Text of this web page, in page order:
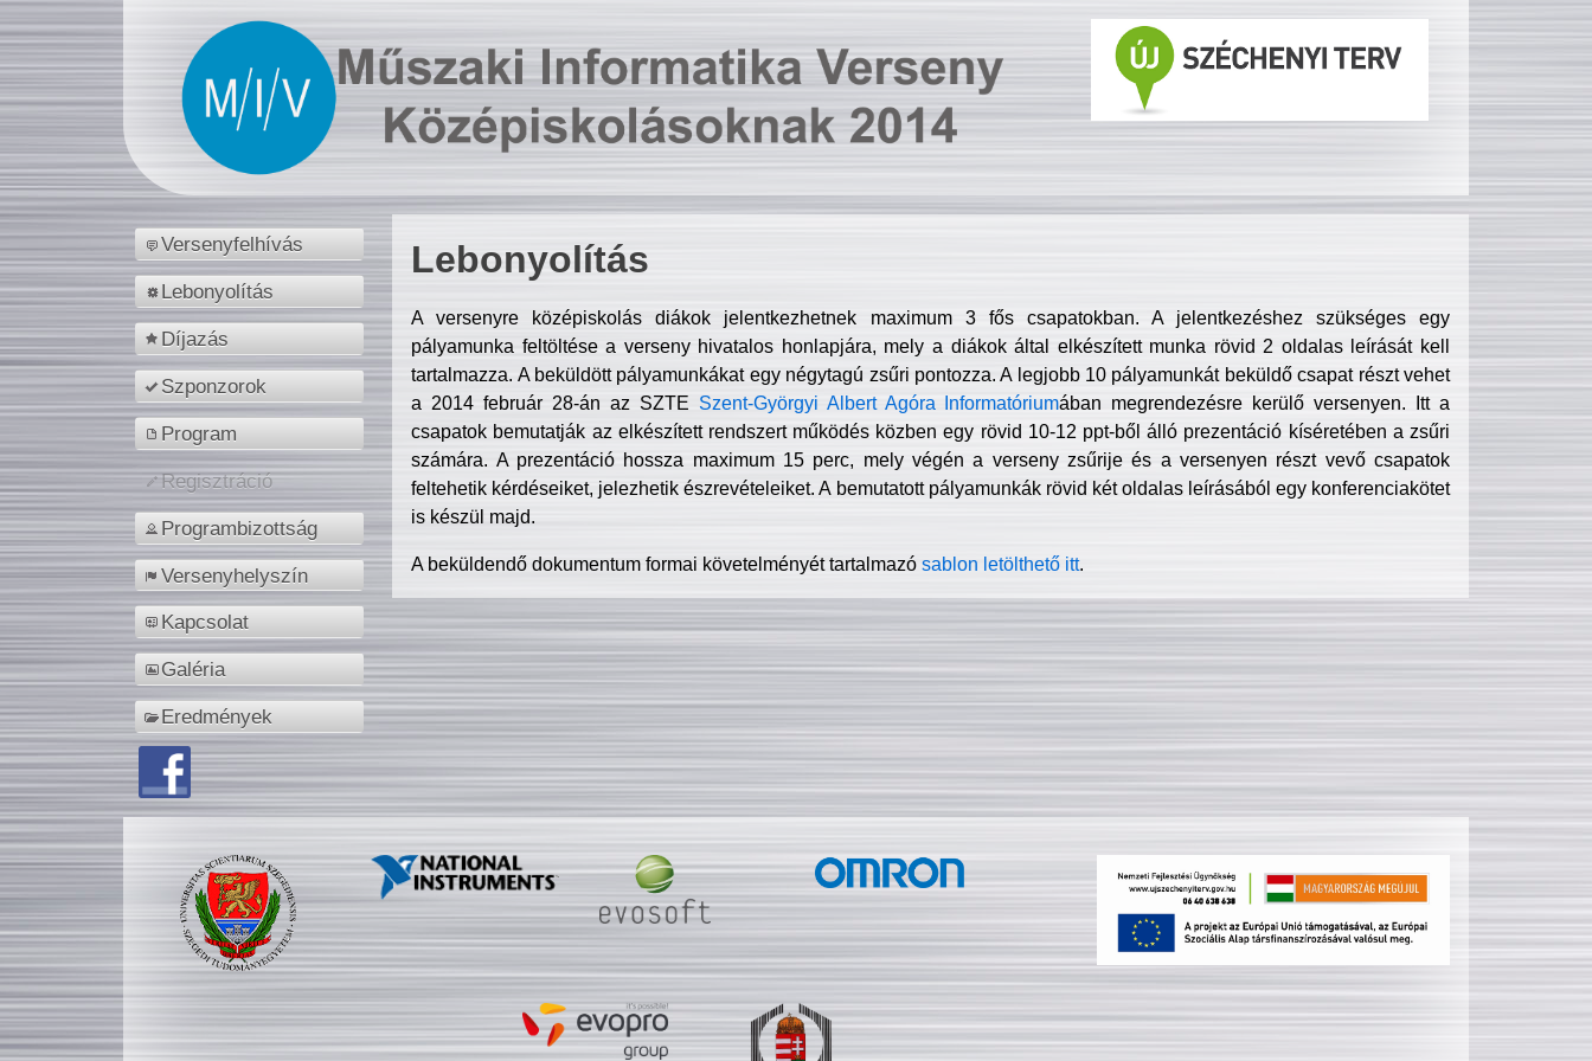
Versenyfelhívás
Lebonyolítás
Díjazás
Szponzorok
Program
Regisztráció
Programbizottság
Versenyhelyszín
Kapcsolat
Galéria
Eredmények
Lebonyolítás
A versenyre középiskolás diákok jelentkezhetnek maximum 3 fős csapatokban. A jelentkezéshez szükséges egy
pályamunka feltöltése a verseny hivatalos honlapjára, mely a diákok által elkészített munka rövid 2 oldalas leírását kell
tartalmazza. A beküldött pályamunkákat egy négytagú zsűri pontozza. A legjobb 10 pályamunkát beküldő csapat részt vehet
a 2014 február 28-án az SZTE Szent-Györgyi Albert Agóra Informatóriumában megrendezésre kerülő versenyen. Itt a
csapatok bemutatják az elkészített rendszert működés közben egy rövid 10-12 ppt-ből álló prezentáció kíséretében a zsűri
számára. A prezentáció hossza maximum 15 perc, mely végén a verseny zsűrije és a versenyen részt vevő csapatok
feltehetik kérdéseiket, jelezhetik észrevételeiket. A bemutatott pályamunkák rövid két oldalas leírásából egy konferenciakötet
is készül majd.
A beküldendő dokumentum formai követelményét tartalmazósablon letölthető itt.